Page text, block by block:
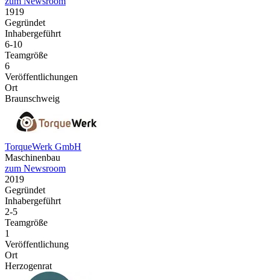
1919
Gegründet
Inhabergeführt
6-10
Teamgröße
6
Veröffentlichungen
Ort
Braunschweig
TorqueWerk GmbH
Maschinenbau
zum Newsroom
2019
Gegründet
Inhabergeführt
2-5
Teamgröße
1
Veröffentlichung
Ort
Herzogenrat